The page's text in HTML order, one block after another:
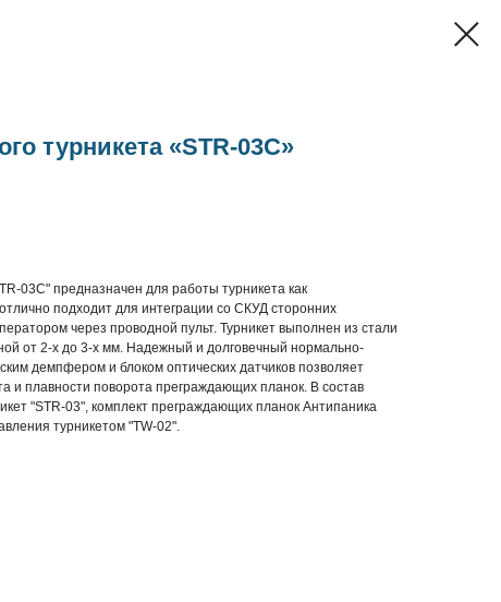
турникета «STR-03C»
03C" предназначен для работы турникета как
подходит для интеграции со СКУД сторонних
через проводной пульт. Турникет выполнен из стали
от 2-х до 3-х мм. Надежный и долговечный нормально-
демпфером и блоком оптических датчиков позволяет
и плавности поворота преграждающих планок. В состав
"STR-03", комплект преграждающих планок Антипаника
турникетом "TW-02".